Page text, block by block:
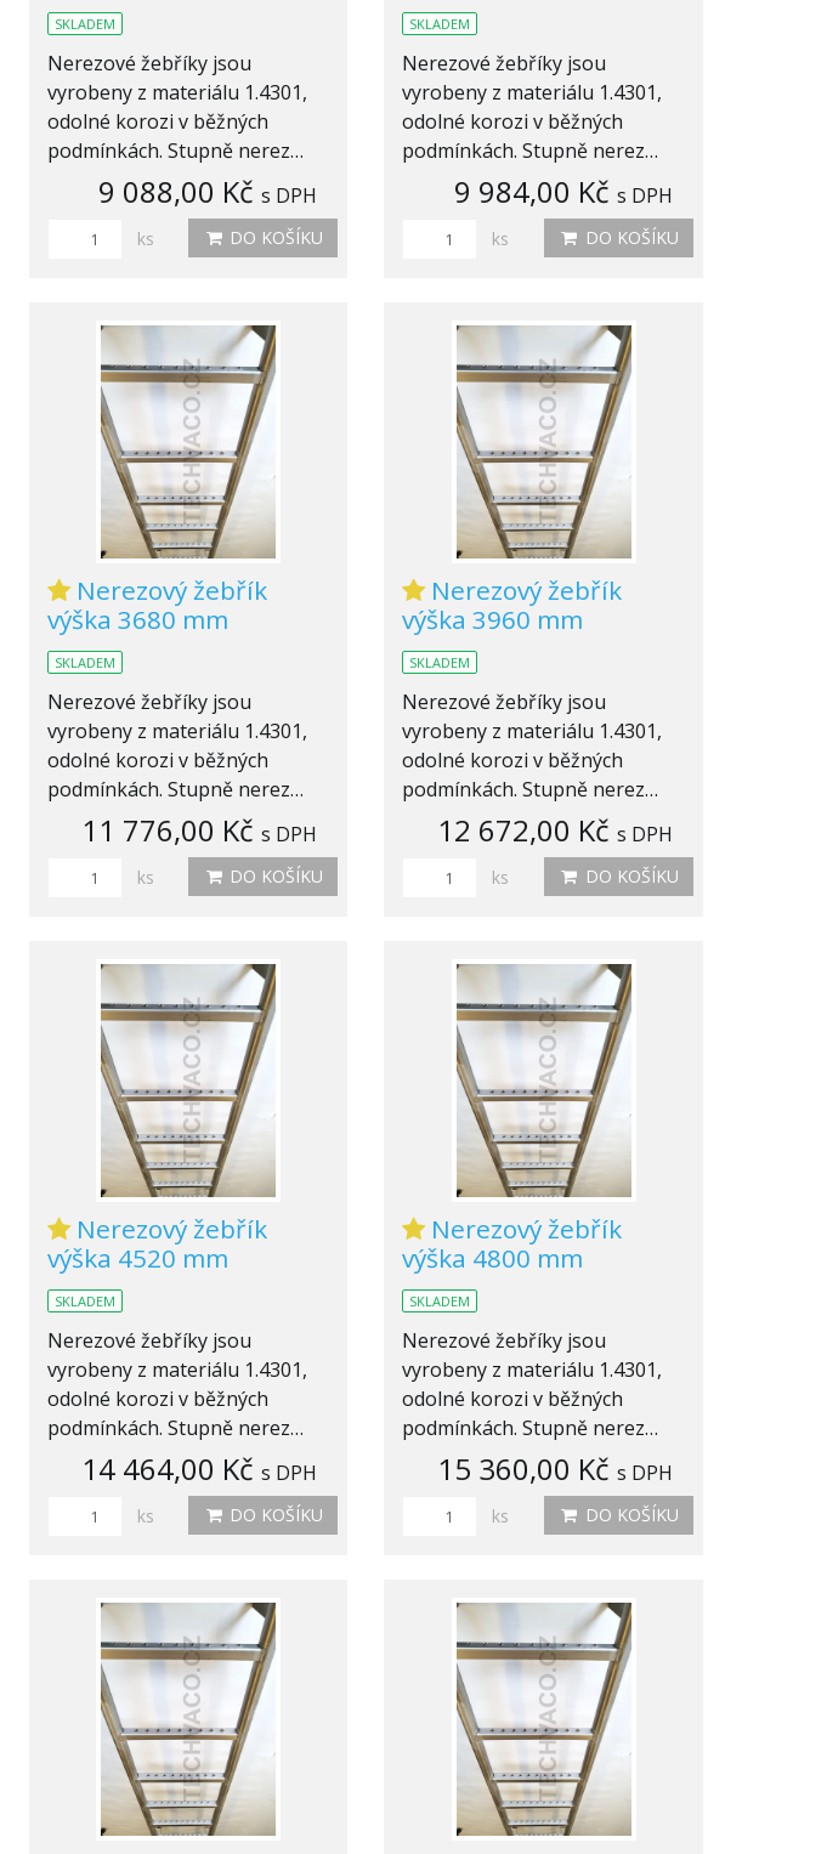
SKLADEM
Nerezové žebříky jsou
vyrobeny z materiálu 1.4301,
odolné korozi v běžných
podmínkách. Stupně nerez…
9 088,00 Kčs DPH
ks DO KOŠÍKU
SKLADEM
Nerezové žebříky jsou
vyrobeny z materiálu 1.4301,
odolné korozi v běžných
podmínkách. Stupně nerez…
9 984,00 Kč s DPH
ks DO KOŠÍKU
Nerezový žebřík
výška 3680 mm
SKLADEM
Nerezové žebříky jsou
vyrobeny z materiálu 1.4301,
odolné korozi v běžných
podmínkách. Stupně nerez…
11 776,00 Kčs DPH
ks DO KOŠÍKU
Nerezový žebřík
výška 3960 mm
SKLADEM
Nerezové žebříky jsou
vyrobeny z materiálu 1.4301,
odolné korozi v běžných
podmínkách. Stupně nerez…
12 672,00 Kč s DPH
ks DO KOŠÍKU
Nerezový žebřík
výška 4520 mm
SKLADEM
Nerezové žebříky jsou
vyrobeny z materiálu 1.4301,
odolné korozi v běžných
podmínkách. Stupně nerez…
14 464,00 Kčs DPH
ks DO KOŠÍKU
Nerezový žebřík
výška 4800 mm
SKLADEM
Nerezové žebříky jsou
vyrobeny z materiálu 1.4301,
odolné korozi v běžných
podmínkách. Stupně nerez…
15 360,00 Kč s DPH
ks DO KOŠÍKU